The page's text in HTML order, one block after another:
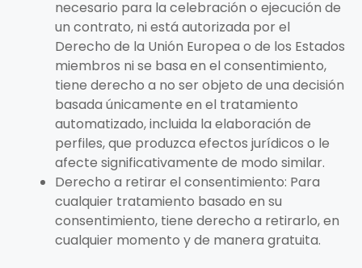
necesario para la celebración o ejecución de
un contrato, ni está autorizada por el
Derecho de la Unión Europea o de los Estados
miembros ni se basa en el consentimiento,
tiene derecho a no ser objeto de una decisión
basada únicamente en el tratamiento
automatizado, incluida la elaboración de
perfiles, que produzca efectos jurídicos o le
afecte significativamente de modo similar.
Derecho a retirar el consentimiento: Para
cualquier tratamiento basado en su
consentimiento, tiene derecho a retirarlo, en
cualquier momento y de manera gratuita.